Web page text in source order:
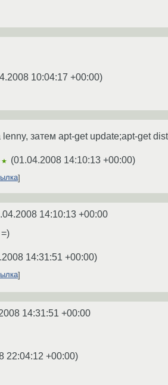
10:04:17 +00:00)
затем apt-get update;apt-get
(01.04.2008 14:10:13 +00:00)
14:10:13 +00:00
14:31:51 +00:00)
14:31:51 +00:00
22:04:12 +00:00)